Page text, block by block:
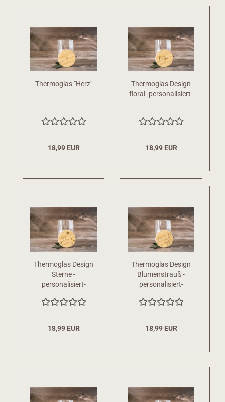
Thermoglas "Herz"
18,99 EUR
Thermoglas Design
floral -personalisiert-
18,99 EUR
Thermoglas Design
Sterne -
personalisiert-
18,99 EUR
Thermoglas Design
Blumenstrauß -
personalisiert-
18,99 EUR